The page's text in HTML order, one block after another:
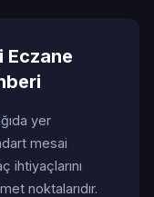
Eczane
yer
mesai
ihtiyaçlarını
noktalarıdır.